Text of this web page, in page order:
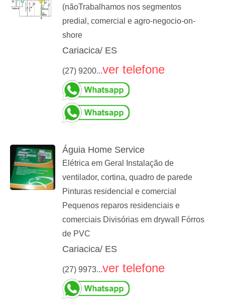
(nãoTrabalhamos nos segmentos
predial, comercial e agro-negocio-on-
shore
Cariacica/ ES
(27) 9200...ver telefone
Águia Home Service
Elétrica em Geral Instalação de
ventilador, cortina, quadro de parede
Pinturas residencial e comercial
Pequenos reparos residenciais e
comerciais Divisórias em drywall Fórros
de PVC
Cariacica/ ES
(27) 9973...ver telefone